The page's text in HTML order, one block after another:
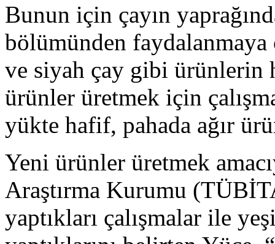
Bunun için çayın
bölümünden faydalanmaya
ve siyah çay gibi ürünlerin
ürünler üretmek için
yükte hafif, pahada ağır
Yeni ürünler üretmek
Araştırma Kurumu
yaptıkları çalışmalar ile